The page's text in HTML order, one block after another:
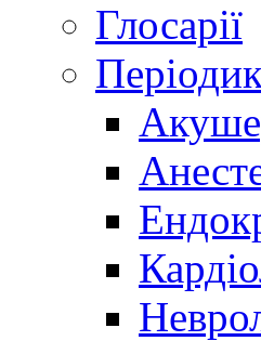
Глосарії